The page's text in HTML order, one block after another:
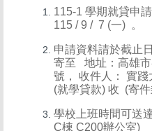
115-1 學期就貸申
115 / 9 / 7 (一) 。
申請資料請於截止
寄至 地址：高雄
號， 收件人： 實
(就學貸款) 收 (寄
學校上班時間可送
C棟 C200辦公室)